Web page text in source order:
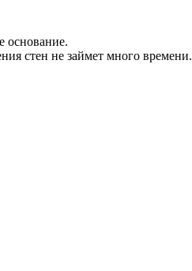
основание.
стен не займет много времени.